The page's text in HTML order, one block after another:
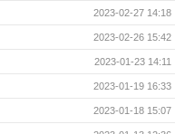
2023-02-27 14:18
2023-02-26 15:42
2023-01-23 14:11
2023-01-19 16:33
2023-01-18 15:07